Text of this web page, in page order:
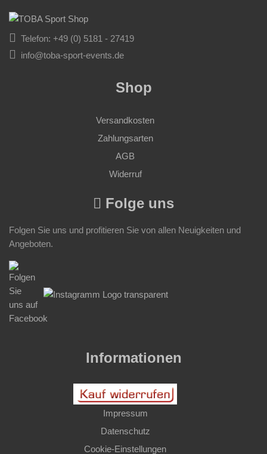
Telefon: +49 (0) 5181 - 27419
info@toba-sport-events.de
Shop
Versandkosten
Zahlungsarten
AGB
Widerruf
Folge uns
Folgen Sie uns und profitieren Sie von allen Neuigkeiten und
Angeboten.
Informationen
Impressum
Datenschutz
Cookie-Einstellungen